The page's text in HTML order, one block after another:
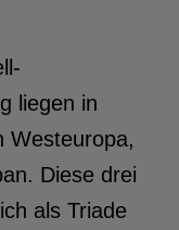
liegen in
Westeuropa,
Diese drei
als Triade